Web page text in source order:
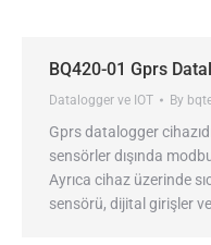
BQ420-01 Gprs
Datalogger ve IOT By
Gprs datalogger
sensörler dışında
Ayrıca cihaz üzerinde
sensörü, dijital girişler